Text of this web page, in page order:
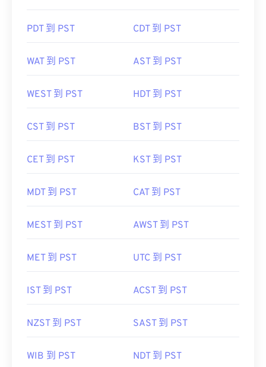
PDT 到 PST CDT 到 PST
WAT 到 PST AST 到 PST
WEST 到 PST HDT 到 PST
CST 到 PST BST 到 PST
CET 到 PST KST 到 PST
MDT 到 PST CAT 到 PST
MEST 到 PST AWST 到 PST
MET 到 PST UTC 到 PST
IST 到 PST ACST 到 PST
NZST 到 PST SAST 到 PST
WIB 到 PST NDT 到 PST